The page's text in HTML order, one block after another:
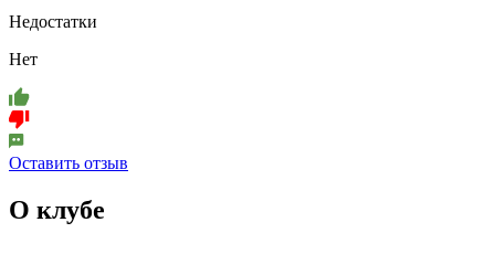
Недостатки
Нет
Оставить отзыв
О клубе